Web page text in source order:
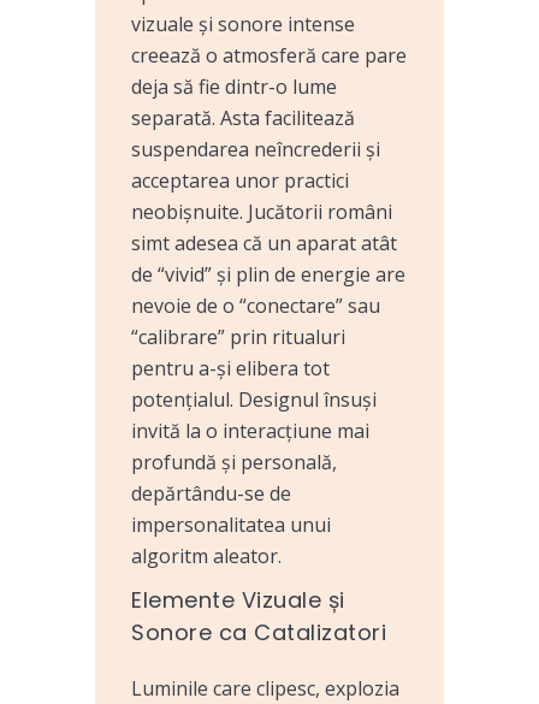
vizuale și sonore intense
creează o atmosferă care pare
deja să fie dintr-o lume
separată. Asta facilitează
suspendarea neîncrederii și
acceptarea unor practici
neobișnuite. Jucătorii români
simt adesea că un aparat atât
de “vivid” și plin de energie are
nevoie de o “conectare” sau
“calibrare” prin ritualuri
pentru a-și elibera tot
potențialul. Designul însuși
invită la o interacțiune mai
profundă și personală,
depărtându-se de
impersonalitatea unui
algoritm aleator.
Elemente Vizuale și
Sonore ca Catalizatori
Luminile care clipesc, explozia